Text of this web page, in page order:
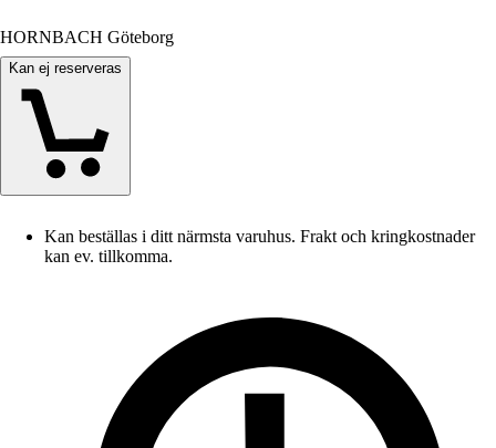
HORNBACH Göteborg
Kan ej reserveras
Kan beställas i ditt närmsta varuhus. Frakt och kringkostnader
kan ev. tillkomma.